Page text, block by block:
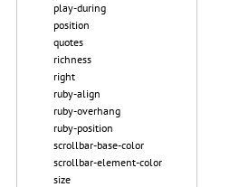
play-during
position
quotes
richness
right
ruby-align
ruby-overhang
ruby-position
scrollbar-base-color
scrollbar-element-color
size